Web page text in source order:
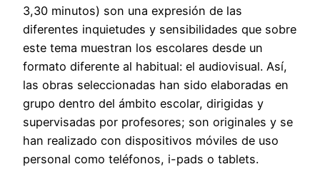
3,30 minutos) son una expresión de las
diferentes inquietudes y sensibilidades que sobre
este tema muestran los escolares desde un
formato diferente al habitual: el audiovisual. Así,
las obras seleccionadas han sido elaboradas en
grupo dentro del ámbito escolar, dirigidas y
supervisadas por profesores; son originales y se
han realizado con dispositivos móviles de uso
personal como teléfonos, i-pads o tablets.